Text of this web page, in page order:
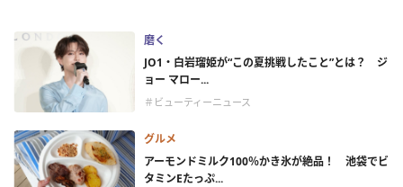
磨く
JO1・白岩瑠姫が“この夏挑戦したこと”とは？ ジ
ョー マロー...
＃ビューティーニュース
グルメ
アーモンドミルク100％かき氷が絶品！ 池袋でビ
タミンEたっぷ...